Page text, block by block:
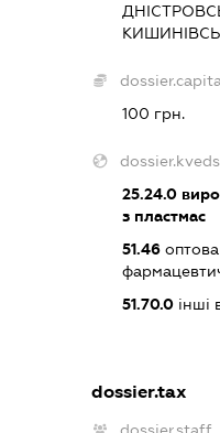
100 грн.
25.24.0
з пластмас
51.46оптова
51.70.0інші
dossier.tax
dossier.staff